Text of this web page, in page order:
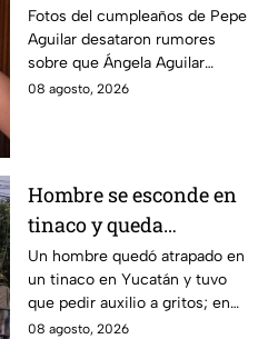
Ángela desatan
rumores ¿Está
embarazada?
Fotos del cumpleaños de Pepe
Aguilar desataron rumores
sobre que Ángela Aguilar
podría estar embarazada;
08 agosto, 2026
Hombre se esconde en
tinaco y queda
atrapado por más de
dos horas en Yucatán;
así lo encontraron
Un hombre quedó atrapado en
un tinaco en Yucatán y tuvo
que pedir auxilio a gritos; en
redes aseguran que intentaba
08 agosto, 2026